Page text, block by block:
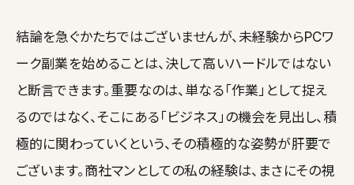
結論を急ぐかたちではございませんが、未経験からPCワ
ーク副業を始めることは、決して高いハードルではない
と断言できます。重要なのは、単なる「作業」として捉え
るのではなく、そこにある「ビジネス」の機会を見出し、積
極的に関わっていくという、その積極的な姿勢が肝要で
ございます。商社マンとしての私の経験は、まさにその視